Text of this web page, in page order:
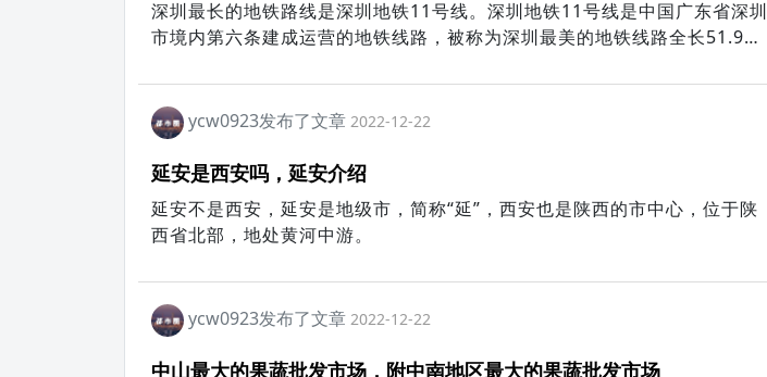
深圳最长的地铁路线是深圳地铁11号线。深圳地铁11号线是中国广东省深圳
市境内第六条建成运营的地铁线路，被称为深圳最美的地铁线路全长51.936
深圳目前已建成最长的地铁线路。
ycw0923发布了文章 2022-12-22
延安是西安吗，延安介绍
延安不是西安，延安是地级市，简称“延”，西安也是陕西的市中心，位于陕
西省北部，地处黄河中游。
ycw0923发布了文章 2022-12-22
中山最大的果蔬批发市场，附中南地区最大的果蔬批发市场